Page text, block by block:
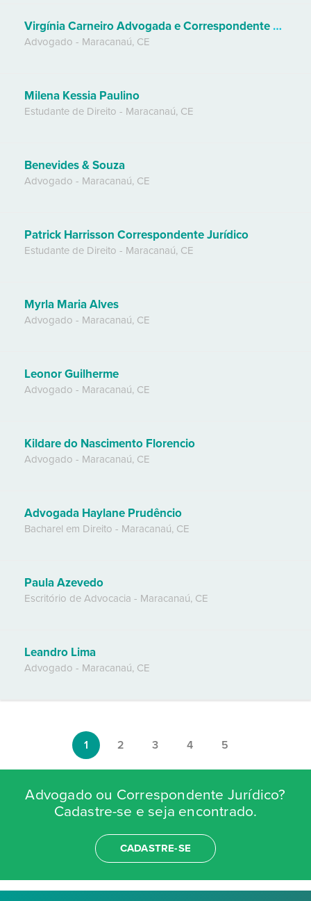
Virgínia Carneiro Advogada e Correspondente Jurídica
Advogado - Maracanaú, CE
Milena Kessia Paulino
Estudante de Direito - Maracanaú, CE
Benevides & Souza
Advogado - Maracanaú, CE
Patrick Harrisson Correspondente Jurídico
Estudante de Direito - Maracanaú, CE
Myrla Maria Alves
Advogado - Maracanaú, CE
Leonor Guilherme
Advogado - Maracanaú, CE
Kildare do Nascimento Florencio
Advogado - Maracanaú, CE
Advogada Haylane Prudêncio
Bacharel em Direito - Maracanaú, CE
Paula Azevedo
Escritório de Advocacia - Maracanaú, CE
Leandro Lima
Advogado - Maracanaú, CE
1 2 3 4 5
Advogado ou Correspondente Jurídico?
Cadastre-se e seja encontrado.
CADASTRE-SE